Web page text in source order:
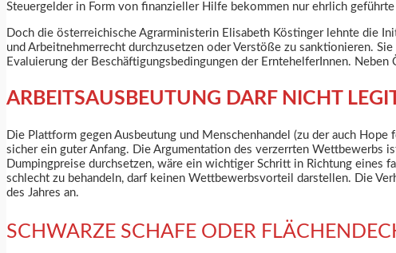
Steuergelder in Form von finanzieller Hilfe bekommen nur ehrlich
Doch die österreichische Agrarministerin Elisabeth Köstinger lehnte die
und Arbeitnehmerrecht durchzusetzen oder Verstöße zu sanktionieren.
Evaluierung der Beschäftigungsbedingungen der ErntehelferInnen.
ARBEITSAUSBEUTUNG DARF NICHT
Die Plattform gegen Ausbeutung und Menschenhandel (zu der auch
sicher ein guter Anfang. Die Argumentation des verzerrten Wettbewerbs
Dumpingpreise durchsetzen, wäre ein wichtiger Schritt in Richtung
schlecht zu behandeln, darf keinen Wettbewerbsvorteil darstellen. Die
des Jahres an.
SCHWARZE SCHAFE ODER